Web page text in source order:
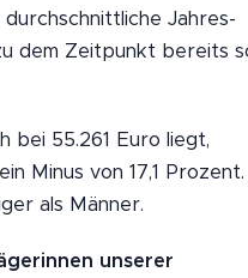
Jahres-
dem Zeitpunkt bereits
bei 55.261 Euro liegt,
Minus von 17,1 Prozent.
als Männer.
unserer